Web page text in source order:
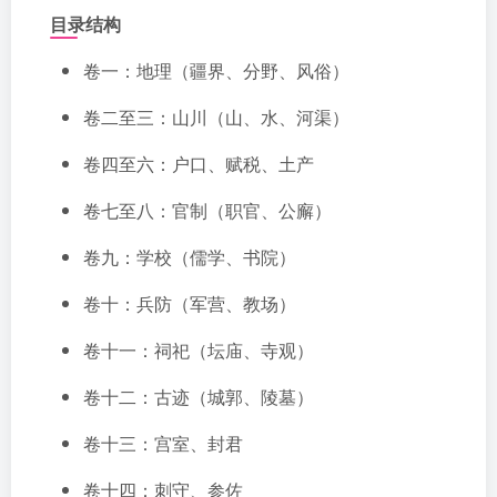
目录结构
卷一：地理（疆界、分野、风俗）
卷二至三：山川（山、水、河渠）
卷四至六：户口、赋税、土产
卷七至八：官制（职官、公廨）
卷九：学校（儒学、书院）
卷十：兵防（军营、教场）
卷十一：祠祀（坛庙、寺观）
卷十二：古迹（城郭、陵墓）
卷十三：宫室、封君
卷十四：刺守、参佐